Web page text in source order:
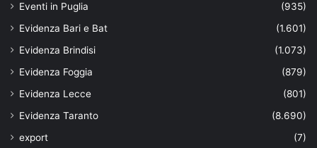
Eventi in Puglia
(935)
Evidenza Bari e Bat
(1.601)
Evidenza Brindisi
(1.073)
Evidenza Foggia
(879)
Evidenza Lecce
(801)
Evidenza Taranto
(8.690)
export
(7)